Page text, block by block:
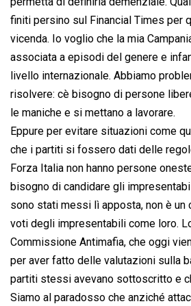
finiti persino sul Financial Times per
vicenda. Io voglio che la mia
associata a episodi del genere e
livello internazionale. Abbiamo
risolvere: cè bisogno di persone
le maniche e si mettano a lavorare.
Eppure per evitare situazioni come
che i partiti si fossero dati delle
Forza Italia non hanno persone
bisogno di candidare gli
sono stati messi lì apposta, non è un
voti degli impresentabili come loro.
Commissione Antimafia, che oggi
per aver fatto delle valutazioni sulla
partiti stessi avevano sottoscritto e
Siamo al paradosso che anziché